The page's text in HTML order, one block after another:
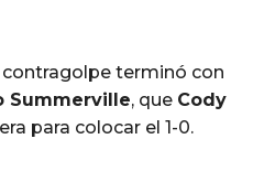
terminó con
Summerville, que Cody
para colocar el 1-0.